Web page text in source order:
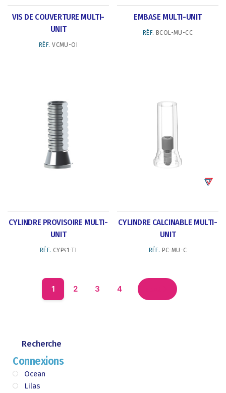
Connexions
Ocean
Lilas
VIS DE COUVERTURE MULTI-
UNIT
RÉF. VCMU-OI
EMBASE MULTI-UNIT
RÉF. BCOL-MU-CC
CYLINDRE PROVISOIRE MULTI-
UNIT
RÉF. CYP41-TI
CYLINDRE CALCINABLE MULTI-
UNIT
RÉF. PC-MU-C
1 2 3 4